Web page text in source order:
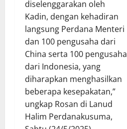
diselenggarakan oleh
Kadin, dengan kehadiran
langsung Perdana Menteri
dan 100 pengusaha dari
China serta 100 pengusaha
dari Indonesia, yang
diharapkan menghasilkan
beberapa kesepakatan,”
ungkap Rosan di Lanud
Halim Perdanakusuma,